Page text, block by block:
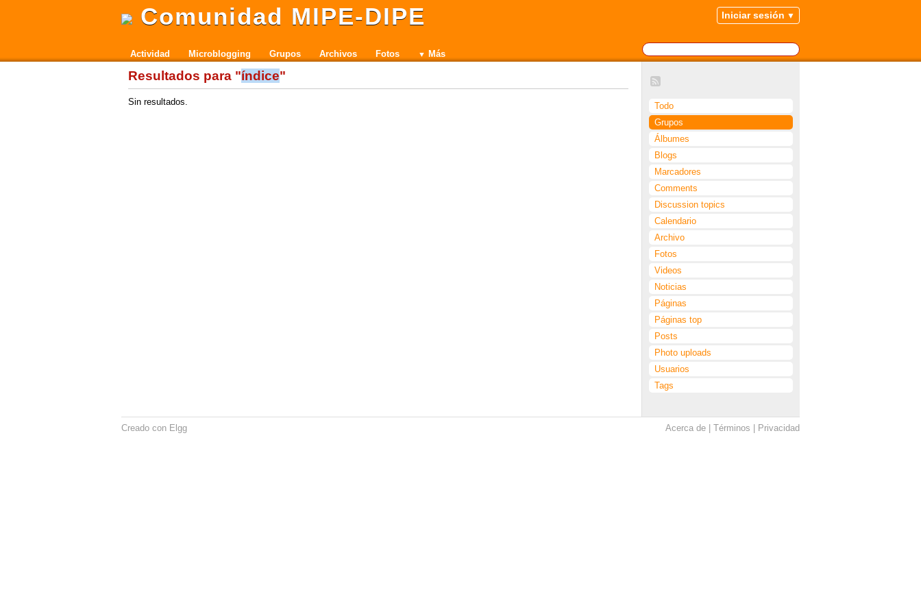
Comunidad MIPE-DIPE Iniciar sesión
Actividad Microblogging Grupos Archivos Fotos Más
Todo
Grupos
Álbumes
Blogs
Marcadores
Comments
Discussion topics
Calendario
Archivo
Fotos
Videos
Noticias
Páginas
Páginas top
Posts
Photo uploads
Usuarios
Tags
Resultados para "índice"
Sin resultados.
Acerca de Términos Privacidad
Creado con Elgg